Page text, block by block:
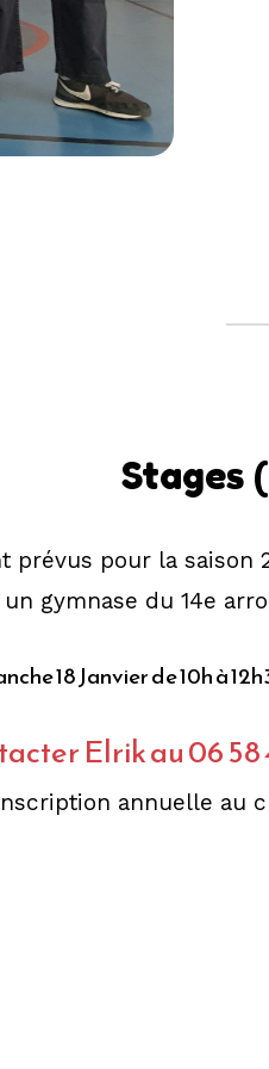
Stages
prévus pour la saison
gymnase du 14e
18 Janvier de 10h à
Elrik au 06 58
annuelle